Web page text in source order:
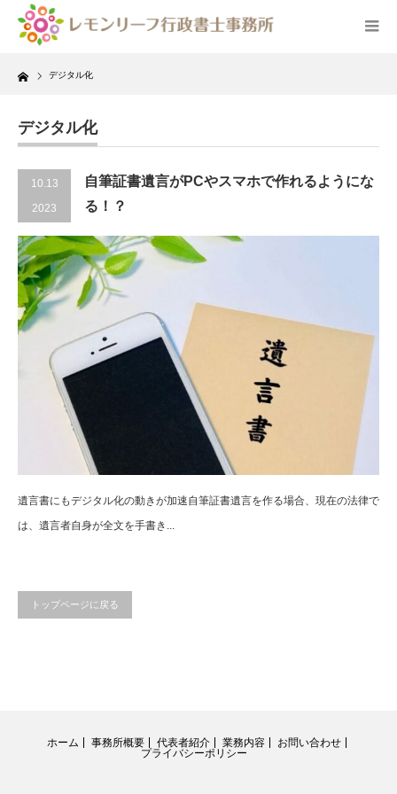
Home デジタル化
デジタル化
10.13
2023
自筆証書遺言がPCやスマホで作れるようにな
る！？
遺言書にもデジタル化の動きが加速自筆証書遺言を作る場合、現在の法律で
は、遺言者自身が全文を手書き...
トップページに戻る
ホーム 事務所概要 代表者紹介 業務内容
お問い合わせ
プライバシーポリシー